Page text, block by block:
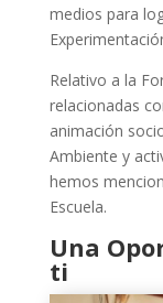
medios para
Relativo a la
relacionadas
animación
Ambiente y
hemos
Escuela.
Una
ti